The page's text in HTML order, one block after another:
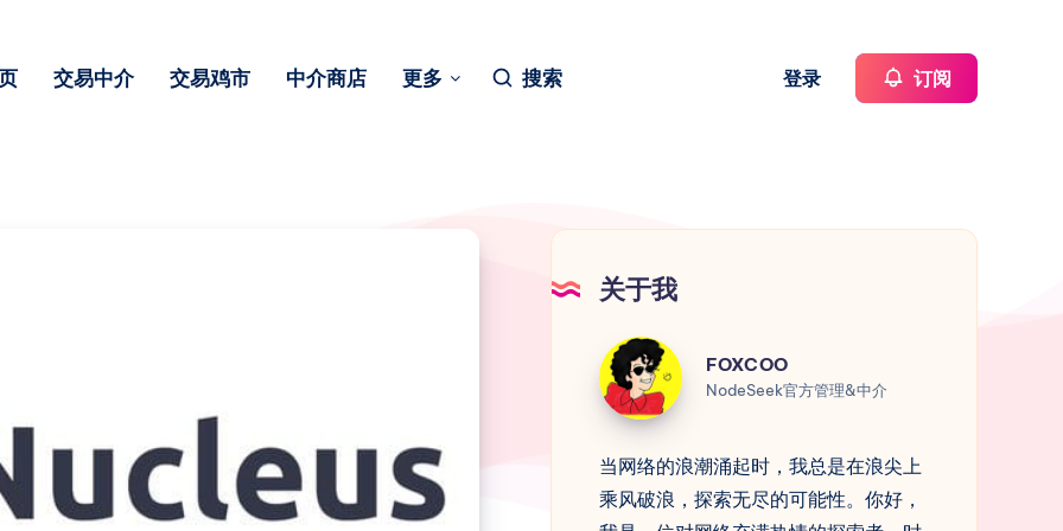
交易中介 交易鸡市 中介商店 更多 搜索 登录 订阅
关于我
FOXCOO
FOXCOO
NodeSeek官方管理&中介
当网络的浪潮涌起时，我总是在浪尖上
乘风破浪，探索无尽的可能性。你好，